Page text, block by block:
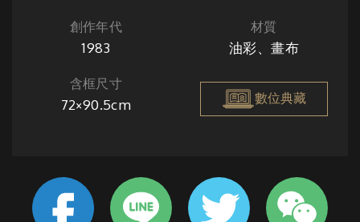
創作年代
1983
材質
油彩、畫布
含框尺寸
72×90.5cm 數位典藏